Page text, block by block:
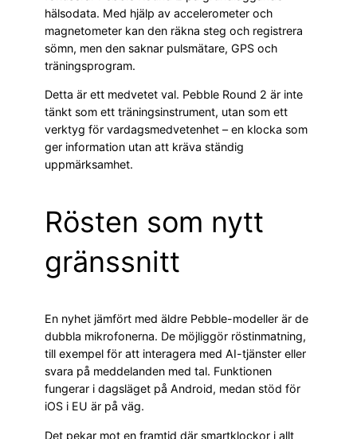
hälsodata. Med hjälp av accelerometer och
magnetometer kan den räkna steg och registrera
sömn, men den saknar pulsmätare, GPS och
träningsprogram.
Detta är ett medvetet val. Pebble Round 2 är inte
tänkt som ett träningsinstrument, utan som ett
verktyg för vardagsmedvetenhet – en klocka som
ger information utan att kräva ständig
uppmärksamhet.
Rösten som nytt
gränssnitt
En nyhet jämfört med äldre Pebble-modeller är de
dubbla mikrofonerna. De möjliggör röstinmatning,
till exempel för att interagera med AI-tjänster eller
svara på meddelanden med tal. Funktionen
fungerar i dagsläget på Android, medan stöd för
iOS i EU är på väg.
Det pekar mot en framtid där smartklockor i allt